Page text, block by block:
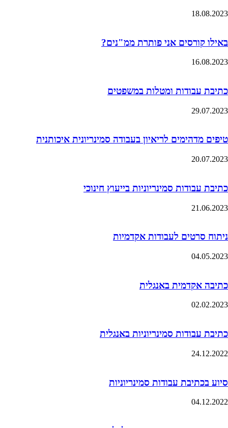
18.08.2023
באילו קורסים אני פותרת ממ"נים?
16.08.2023
כתיבת עבודות ומטלות במשפטים
29.07.2023
טיפים מדהימים לריאיון בעבודה סמינריונית איכותנית
20.07.2023
כתיבת עבודות סמינריוניות בייעוץ חינוכי
21.06.2023
ניתוח סרטים לעבודות אקדמיות
04.05.2023
כתיבה אקדמית באנגלית
02.02.2023
כתיבת עבודות סמינריוניות באנגלית
24.12.2022
סיוע בכתיבת עבודות סמינריוניות
04.12.2022